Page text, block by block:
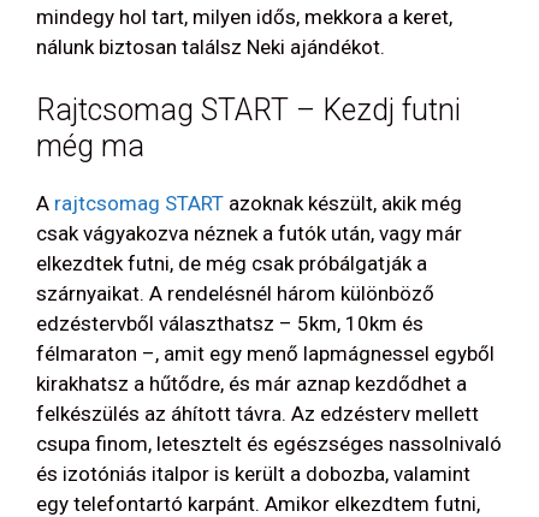
mindegy hol tart, milyen idős, mekkora a keret,
nálunk biztosan találsz Neki ajándékot.
Rajtcsomag START – Kezdj futni
még ma
A rajtcsomag START azoknak készült, akik még
csak vágyakozva néznek a futók után, vagy már
elkezdtek futni, de még csak próbálgatják a
szárnyaikat. A rendelésnél három különböző
edzéstervből választhatsz – 5km, 10km és
félmaraton –, amit egy menő lapmágnessel egyből
kirakhatsz a hűtődre, és már aznap kezdődhet a
felkészülés az áhított távra. Az edzésterv mellett
csupa finom, letesztelt és egészséges nassolnivaló
és izotóniás italpor is került a dobozba, valamint
egy telefontartó karpánt. Amikor elkezdtem futni,